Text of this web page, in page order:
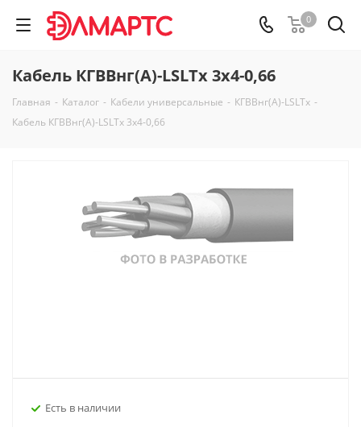
0
Кабель КГВВнг(А)-LSLTx 3х4-0,66
Главная - Каталог - Кабели универсальные - КГВВнг(А)-LSLTx -
Кабель КГВВнг(А)-LSLTx 3х4-0,66
Есть в наличии